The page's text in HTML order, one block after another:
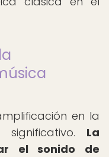
en la
La
el sonido de